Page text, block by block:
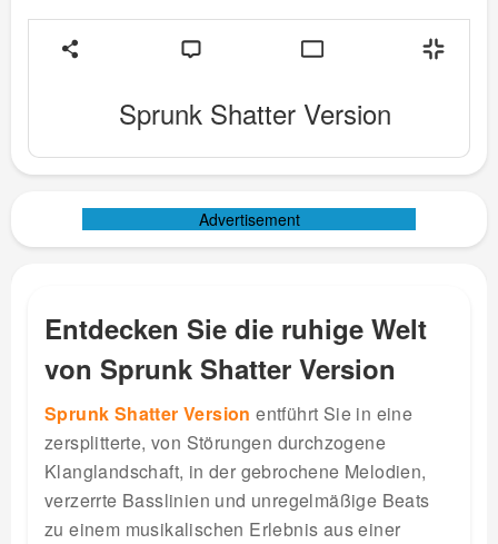
Sprunk Shatter Version
Advertisement
Entdecken Sie die ruhige Welt
von Sprunk Shatter Version
Sprunk Shatter Version entführt Sie in eine
zersplitterte, von Störungen durchzogene
Klanglandschaft, in der gebrochene Melodien,
verzerrte Basslinien und unregelmäßige Beats
zu einem musikalischen Erlebnis aus einer